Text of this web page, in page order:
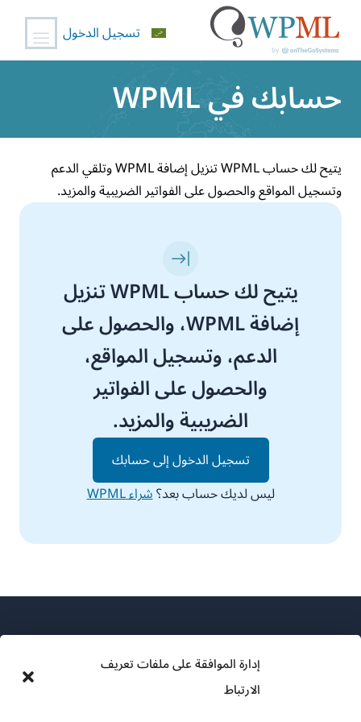
إدارة الموافقة على ملفات تعريف
الارتباط
تسجيل الدخول
حسابك في WPML
يتيح لك حساب WPML تنزيل إضافة WPML وتلقي الدعم
وتسجيل المواقع والحصول على الفواتير الضريبية والمزيد.
يتيح لك حساب WPML تنزيل
إضافة WPML، والحصول على
الدعم، وتسجيل المواقع،
والحصول على الفواتير
الضريبية والمزيد.
تسجيل الدخول إلى حسابك
ليس لديك حساب بعد؟شراء WPML